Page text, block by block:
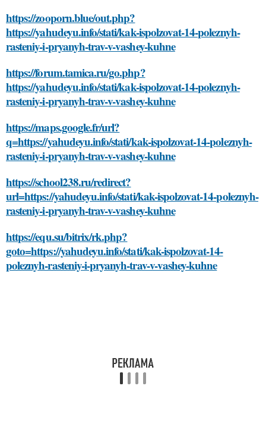
https://zooporn.blue/out.php?
https://yahudeyu.info/stati/kak-ispolzovat-14-poleznyh-
rasteniy-i-pryanyh-trav-v-vashey-kuhne
https://forum.tamica.ru/go.php?
https://yahudeyu.info/stati/kak-ispolzovat-14-poleznyh-
rasteniy-i-pryanyh-trav-v-vashey-kuhne
https://maps.google.fr/url?
q=https://yahudeyu.info/stati/kak-ispolzovat-14-poleznyh-
rasteniy-i-pryanyh-trav-v-vashey-kuhne
https://school238.ru/redirect?
url=https://yahudeyu.info/stati/kak-ispolzovat-14-poleznyh-
rasteniy-i-pryanyh-trav-v-vashey-kuhne
https://equ.su/bitrix/rk.php?
goto=https://yahudeyu.info/stati/kak-ispolzovat-14-
poleznyh-rasteniy-i-pryanyh-trav-v-vashey-kuhne